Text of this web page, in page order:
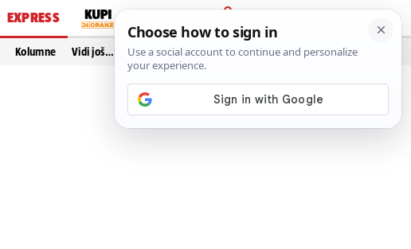
EXPRESS
PRIJAVA
Kolumne Vidi još…